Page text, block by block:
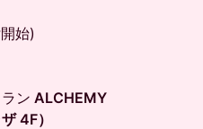
)
ン ALCHEMY
4F）